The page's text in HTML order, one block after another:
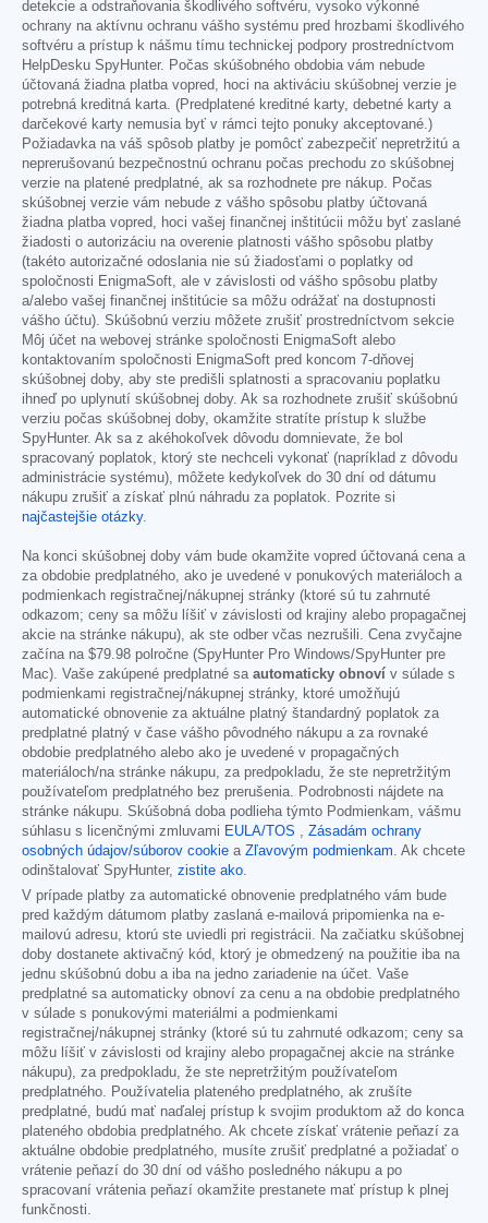
detekcie a odstraňovania škodlivého softvéru, vysoko výkonné
ochrany na aktívnu ochranu vášho systému pred hrozbami škodlivého
softvéru a prístup k nášmu tímu technickej podpory prostredníctvom
HelpDesku SpyHunter. Počas skúšobného obdobia vám nebude
účtovaná žiadna platba vopred, hoci na aktiváciu skúšobnej verzie je
potrebná kreditná karta. (Predplatené kreditné karty, debetné karty a
darčekové karty nemusia byť v rámci tejto ponuky akceptované.)
Požiadavka na váš spôsob platby je pomôcť zabezpečiť nepretržitú a
neprerušovanú bezpečnostnú ochranu počas prechodu zo skúšobnej
verzie na platené predplatné, ak sa rozhodnete pre nákup. Počas
skúšobnej verzie vám nebude z vášho spôsobu platby účtovaná
žiadna platba vopred, hoci vašej finančnej inštitúcii môžu byť zaslané
žiadosti o autorizáciu na overenie platnosti vášho spôsobu platby
(takéto autorizačné odoslania nie sú žiadosťami o poplatky od
spoločnosti EnigmaSoft, ale v závislosti od vášho spôsobu platby
a/alebo vašej finančnej inštitúcie sa môžu odrážať na dostupnosti
vášho účtu). Skúšobnú verziu môžete zrušiť prostredníctvom sekcie
Môj účet na webovej stránke spoločnosti EnigmaSoft alebo
kontaktovaním spoločnosti EnigmaSoft pred koncom 7-dňovej
skúšobnej doby, aby ste predišli splatnosti a spracovaniu poplatku
ihneď po uplynutí skúšobnej doby. Ak sa rozhodnete zrušiť skúšobnú
verziu počas skúšobnej doby, okamžite stratíte prístup k službe
SpyHunter. Ak sa z akéhokoľvek dôvodu domnievate, že bol
spracovaný poplatok, ktorý ste nechceli vykonať (napríklad z dôvodu
administrácie systému), môžete kedykoľvek do 30 dní od dátumu
nákupu zrušiť a získať plnú náhradu za poplatok. Pozrite si
najčastejšie otázky.
Na konci skúšobnej doby vám bude okamžite vopred účtovaná cena a
za obdobie predplatného, ako je uvedené v ponukových materiáloch a
podmienkach registračnej/nákupnej stránky (ktoré sú tu zahrnuté
odkazom; ceny sa môžu líšiť v závislosti od krajiny alebo propagačnej
akcie na stránke nákupu), ak ste odber včas nezrušili. Cena zvyčajne
začína na $79.98 polročne (SpyHunter Pro Windows/SpyHunter pre
Mac). Vaše zakúpené predplatné sa automaticky obnoví v súlade s
podmienkami registračnej/nákupnej stránky, ktoré umožňujú
automatické obnovenie za aktuálne platný štandardný poplatok za
predplatné platný v čase vášho pôvodného nákupu a za rovnaké
obdobie predplatného alebo ako je uvedené v propagačných
materiáloch/na stránke nákupu, za predpokladu, že ste nepretržitým
používateľom predplatného bez prerušenia. Podrobnosti nájdete na
stránke nákupu. Skúšobná doba podlieha týmto Podmienkam, vášmu
súhlasu s licenčnými zmluvami EULA/TOS , Zásadám ochrany
osobných údajov/súborov cookie a Zľavovým podmienkam. Ak chcete
odinštalovať SpyHunter, zistite ako.
V prípade platby za automatické obnovenie predplatného vám bude
pred každým dátumom platby zaslaná e-mailová pripomienka na e-
mailovú adresu, ktorú ste uviedli pri registrácii. Na začiatku skúšobnej
doby dostanete aktivačný kód, ktorý je obmedzený na použitie iba na
jednu skúšobnú dobu a iba na jedno zariadenie na účet. Vaše
predplatné sa automaticky obnoví za cenu a na obdobie predplatného
v súlade s ponukovými materiálmi a podmienkami
registračnej/nákupnej stránky (ktoré sú tu zahrnuté odkazom; ceny sa
môžu líšiť v závislosti od krajiny alebo propagačnej akcie na stránke
nákupu), za predpokladu, že ste nepretržitým používateľom
predplatného. Používatelia plateného predplatného, ak zrušíte
predplatné, budú mať naďalej prístup k svojim produktom až do konca
plateného obdobia predplatného. Ak chcete získať vrátenie peňazí za
aktuálne obdobie predplatného, musíte zrušiť predplatné a požiadať o
vrátenie peňazí do 30 dní od vášho posledného nákupu a po
spracovaní vrátenia peňazí okamžite prestanete mať prístup k plnej
funkčnosti.